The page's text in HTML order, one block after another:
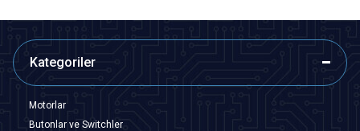
Kategoriler
Motorlar
Butonlar ve Switchler